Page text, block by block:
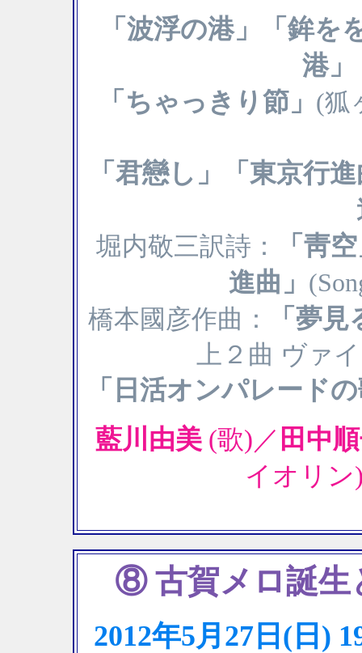
「波浮の港」「鉾を
港
「ちゃっきり節」 (狐
「君戀し」「東京行
堀内敬三訳詩：
「靑
進曲」
橋本國彦作曲：
「夢
上２曲 ヴァ
「日活オンパレード
藍川由美 (歌)／ 田中
イオリン
⑧ 古賀メロ誕生
2012年5月27日(日)